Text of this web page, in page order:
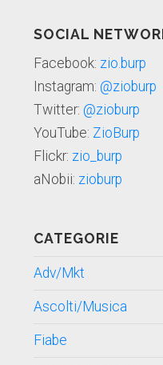
SOCIAL
Facebook: zio.burp
Instagram: @zioburp
Twitter: @zioburp
YouTube: ZioBurp
Flickr: zio_burp
aNobii: zioburp
CATEGORIE
Adv/Mkt
Ascolti/Musica
Fiabe